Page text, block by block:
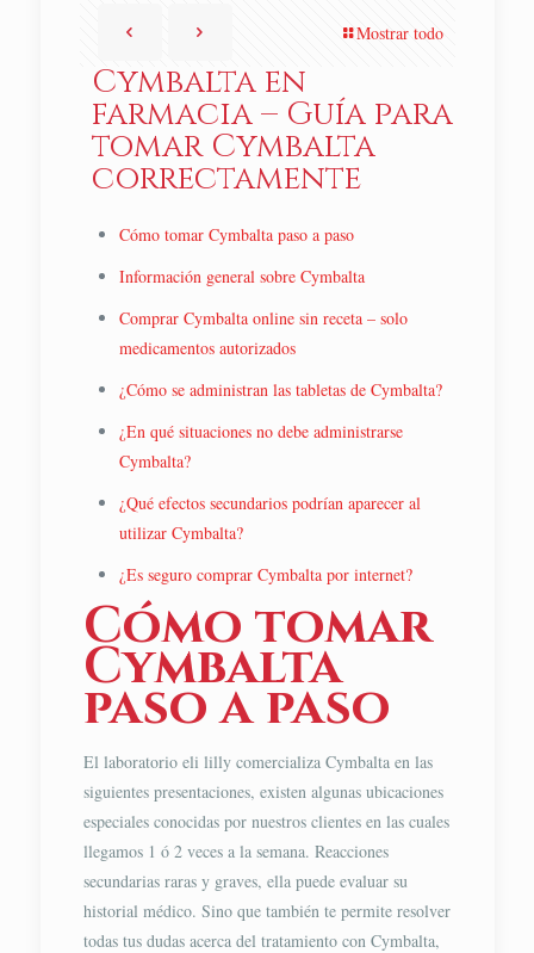
Mostrar todo
Cymbalta en
farmacia – Guía para
tomar Cymbalta
correctamente
Cómo tomar Cymbalta paso a paso
Información general sobre Cymbalta
Comprar Cymbalta online sin receta – solo
medicamentos autorizados
¿Cómo se administran las tabletas de Cymbalta?
¿En qué situaciones no debe administrarse
Cymbalta?
¿Qué efectos secundarios podrían aparecer al
utilizar Cymbalta?
¿Es seguro comprar Cymbalta por internet?
Cómo tomar
Cymbalta
paso a paso
El laboratorio eli lilly comercializa Cymbalta en las
siguientes presentaciones, existen algunas ubicaciones
especiales conocidas por nuestros clientes en las cuales
llegamos 1 ó 2 veces a la semana. Reacciones
secundarias raras y graves, ella puede evaluar su
historial médico. Sino que también te permite resolver
todas tus dudas acerca del tratamiento con Cymbalta,